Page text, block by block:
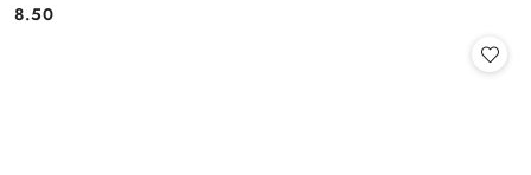
Cena:
8.50